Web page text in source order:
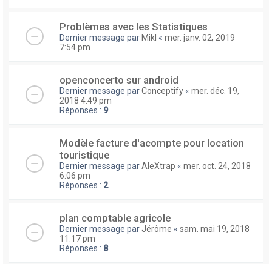
Problèmes avec les Statistiques
Dernier message parMikl « mer. janv. 02, 2019
7:54 pm
openconcerto sur android
Dernier message parConceptify « mer. déc. 19,
2018 4:49 pm
Réponses : 9
Modèle facture d'acompte pour location
touristique
Dernier message parAleXtrap « mer. oct. 24, 2018
6:06 pm
Réponses : 2
plan comptable agricole
Dernier message par Jérôme « sam. mai 19, 2018
11:17 pm
Réponses : 8